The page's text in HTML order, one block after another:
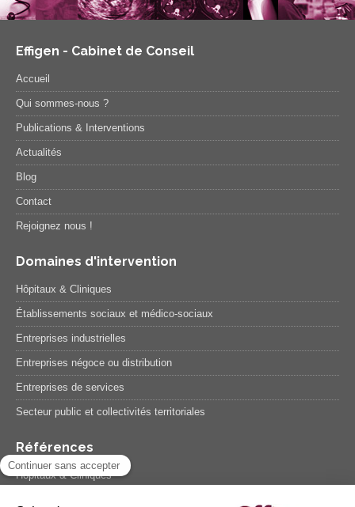
Effigen - Cabinet de Conseil
Accueil
Qui sommes-nous ?
Publications & Interventions
Actualités
Blog
Contact
Rejoignez nous !
Domaines d'intervention
Hôpitaux & Cliniques
Établissements sociaux et médico-sociaux
Entreprises industrielles
Entreprises négoce ou distribution
Entreprises de services
Secteur public et collectivités territoriales
Références
Hôpitaux & Cliniques